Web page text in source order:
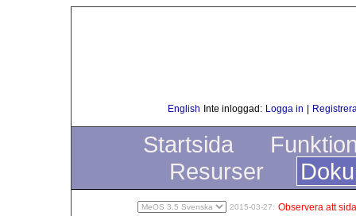
English Inte inloggad: Logga in
Startsida
Resurser
2015-03-27: Observera att